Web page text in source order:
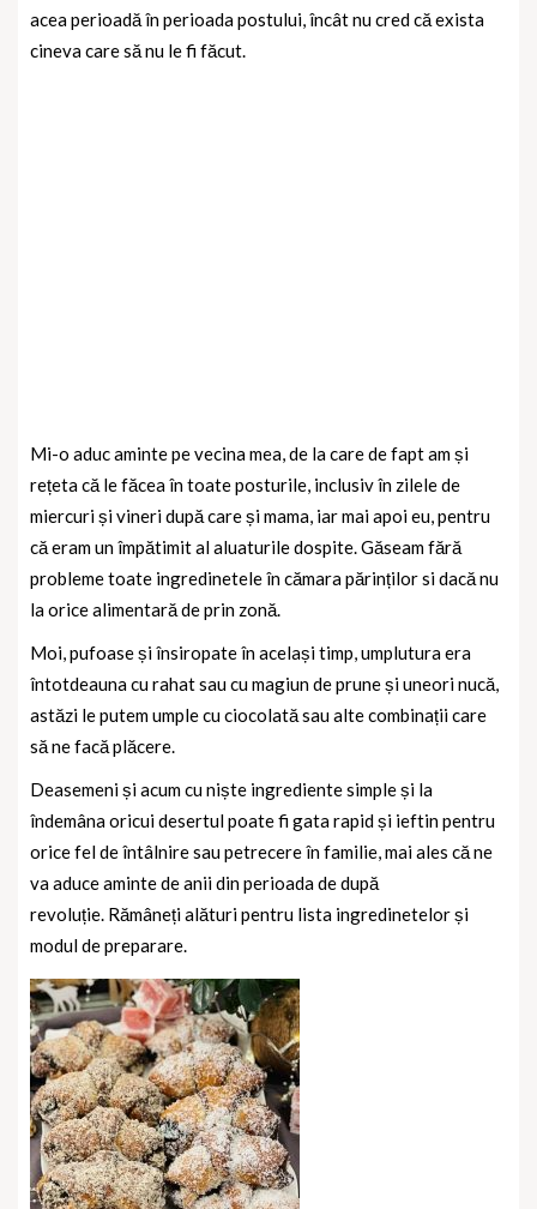
acea perioadă în perioada postului, încât nu cred că exista
cineva care să nu le fi făcut.
Mi-o aduc aminte pe vecina mea, de la care de fapt am și
rețeta că le făcea în toate posturile, inclusiv în zilele de
miercuri și vineri după care și mama, iar mai apoi eu, pentru
că eram un împătimit al aluaturile dospite. Găseam fără
probleme toate ingredinetele în cămara părinților si dacă nu
la orice alimentară de prin zonă.
Moi, pufoase și însiropate în același timp, umplutura era
întotdeauna cu rahat sau cu magiun de prune și uneori nucă,
astăzi le putem umple cu ciocolată sau alte combinații care
să ne facă plăcere.
Deasemeni și acum cu niște ingrediente simple și la
îndemâna oricui desertul poate fi gata rapid și ieftin pentru
orice fel de întâlnire sau petrecere în familie, mai ales că ne
va aduce aminte de anii din perioada de după
revoluție. Rămâneți alături pentru lista ingredinetelor și
modul de preparare.